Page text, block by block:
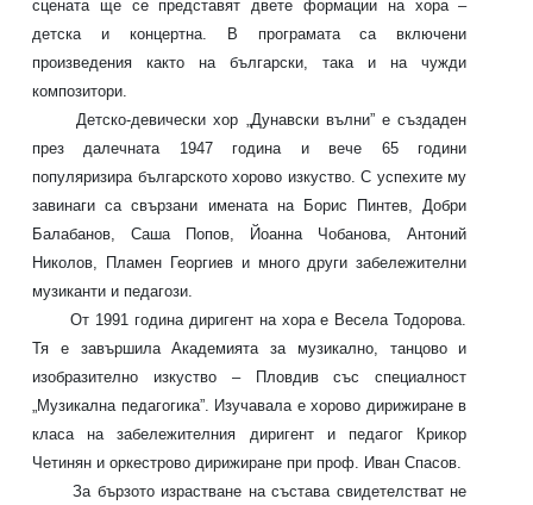
сцената ще се представят двете формации на хора –
детска и концертна. В програмата са включени
произведения както на български, така и на чужди
композитори.
Детско-девически хор „Дунавски вълни” е създаден
през далечната 1947 година и вече 65 години
популяризира българското хорово изкуство. С успехите му
завинаги са свързани имената на Борис Пинтев, Добри
Балабанов, Саша Попов, Йоанна Чобанова, Антоний
Николов, Пламен Георгиев и много други забележителни
музиканти и педагози.
От 1991 година диригент на хора е Весела Тодорова.
Тя е завършила Академията за музикално, танцово и
изобразително изкуство – Пловдив със специалност
„Музикална педагогика”. Изучавала е хорово дирижиране в
класа на забележителния диригент и педагог Крикор
Четинян и оркестрово дирижиране при проф. Иван Спасов.
За бързото израстване на състава свидетелстват не